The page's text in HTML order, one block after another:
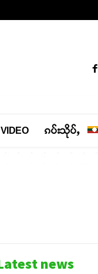
VIDEO ၵပ်းသိုပ်ႇ
news